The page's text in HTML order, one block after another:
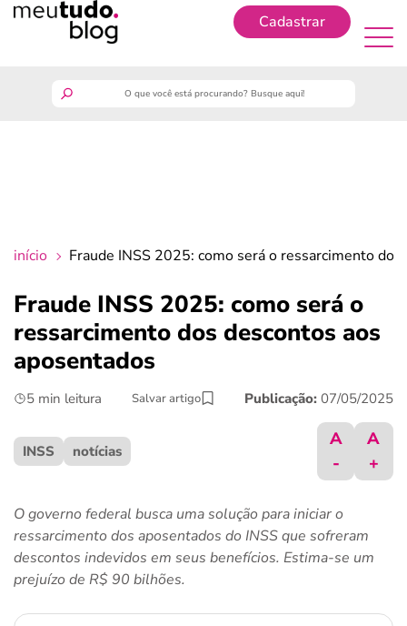
Cadastrar
crédito fácil
últimas notícias
início Fraude INSS 2025: como será o ressarcimento
Fraude INSS 2025: como será o
ressarcimento dos descontos aos
aposentados
5 min leitura Salvar artigo Publicação: 07/05/2025
INSS notícias
A
-
A
+
O governo federal busca uma solução para iniciar o
ressarcimento dos aposentados do INSS que sofreram
descontos indevidos em seus benefícios. Estima-se um
prejuízo de R$ 90 bilhões.